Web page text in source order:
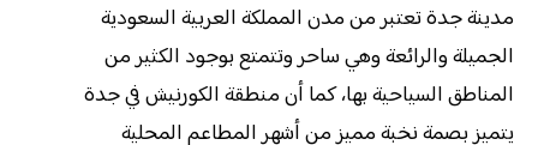
مدينة جدة تعتبر من مدن المملكة العربية السعودية
الجميلة والرائعة وهي ساحر وتتمتع بوجود الكثير من
المناطق السياحية بها، كما أن منطقة الكورنيش في جدة
يتميز بصمة نخبة مميز من أشهر المطاعم المحلية